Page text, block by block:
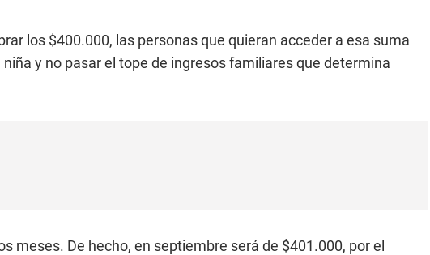
los $400.000, las personas que quieran acceder a esa suma
y no pasar el tope de ingresos familiares que determina
meses. De hecho, en septiembre será de $401.000, por el